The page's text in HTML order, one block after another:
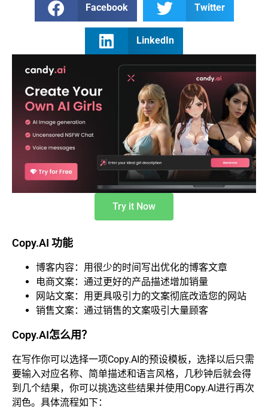
Facebook
Twitter
LinkedIn
Try it Now
Copy.AI 功能
博客内容：用很少的时间写出优化的博客文章
电商文案：通过更好的产品描述增加销量
网站文案：用更具吸引力的文案彻底改造您的网站
销售文案：通过销售的文案吸引大量顾客
Copy.AI怎么用？
在写作你可以选择一项Copy.AI的预设模板，选择以后只需
要输入对应名称、简单描述和语言风格，几秒钟后就会得
到几个结果，你可以挑选这些结果并使用Copy.AI进行再次
润色。具体流程如下：